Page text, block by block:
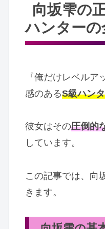
向坂雫の
ハンターの
『俺だけレベルア
感のあるS級ハン
彼女はその圧倒的
しています。
この記事では、向
きます。